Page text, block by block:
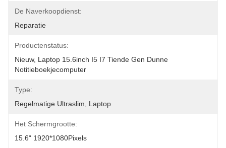
De Naverkoopdienst:
Reparatie
Productenstatus:
Nieuw, Laptop 15.6inch I5 I7 Tiende Gen Dunne
Notitieboekjecomputer
Type:
Regelmatige Ultraslim, Laptop
Het Schermgrootte:
15.6“ 1920*1080Pixels